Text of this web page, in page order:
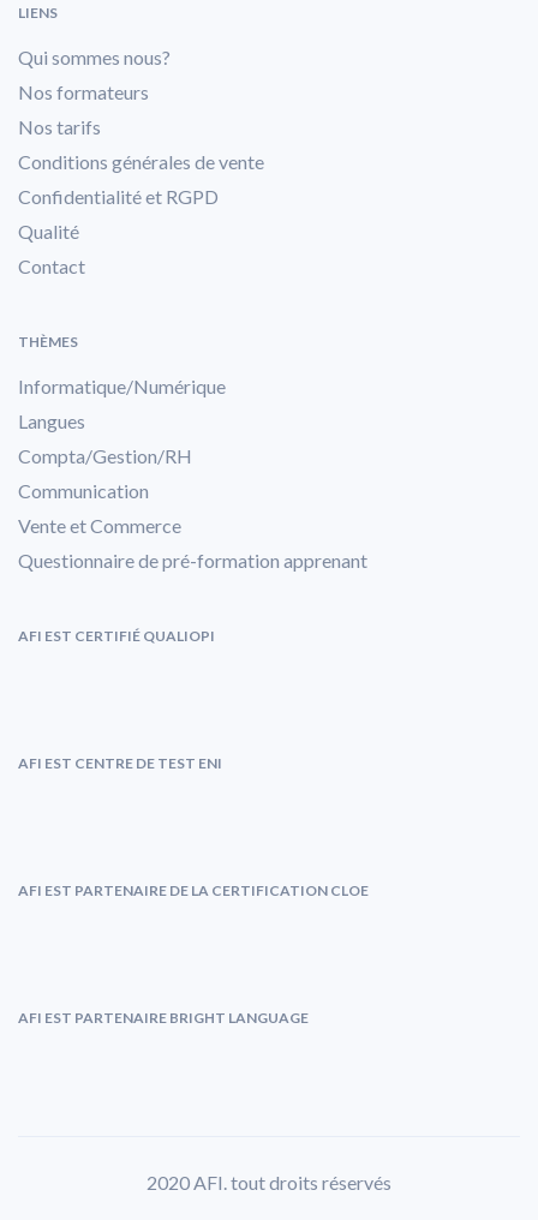
LIENS
Qui sommes nous?
Nos formateurs
Nos tarifs
Conditions générales de vente
Confidentialité et RGPD
Qualité
Contact
THÈMES
Informatique/Numérique
Langues
Compta/Gestion/RH
Communication
Vente et Commerce
Questionnaire de pré-formation apprenant
AFI EST CERTIFIÉ QUALIOPI
AFI EST CENTRE DE TEST ENI
AFI EST PARTENAIRE DE LA CERTIFICATION CLOE
AFI EST PARTENAIRE BRIGHT LANGUAGE
2020 AFI. tout droits réservés